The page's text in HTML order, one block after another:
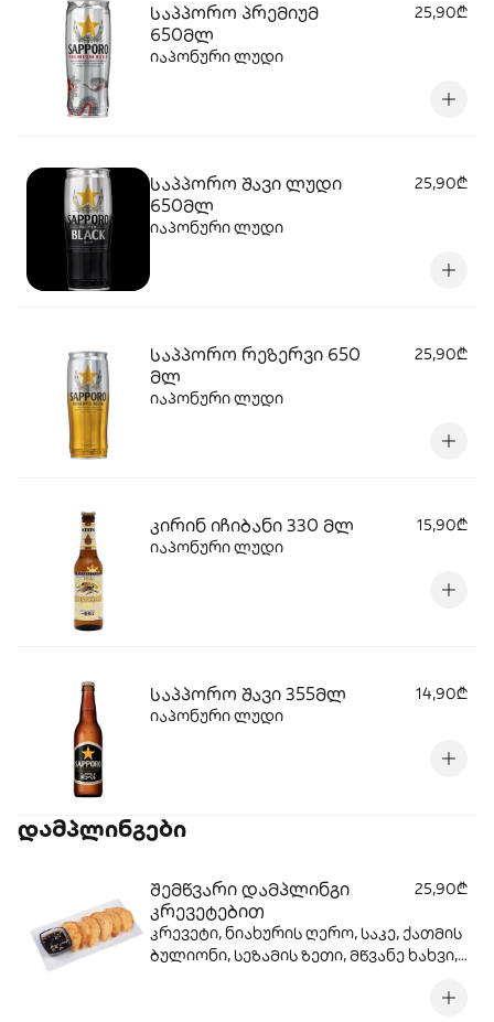
საპპორო პრემიუმ
650მლ
25,90₾
იაპონური ლუდი
საპპორო შავი ლუდი
650მლ
25,90₾
იაპონური ლუდი
საპპორო რეზერვი 650
მლ
25,90₾
იაპონური ლუდი
კირინ იჩიბანი 330 მლ
15,90₾
იაპონური ლუდი
საპპორო შავი 355მლ
14,90₾
იაპონური ლუდი
დამპლინგები
შემწვარი დამპლინგი
კრევეტებით
25,90₾
კრევეტი, ნიახურის ღერო, საკე, ქათმის
ბულიონი, სეზამის ზეთი, მწვანე ხახვი,